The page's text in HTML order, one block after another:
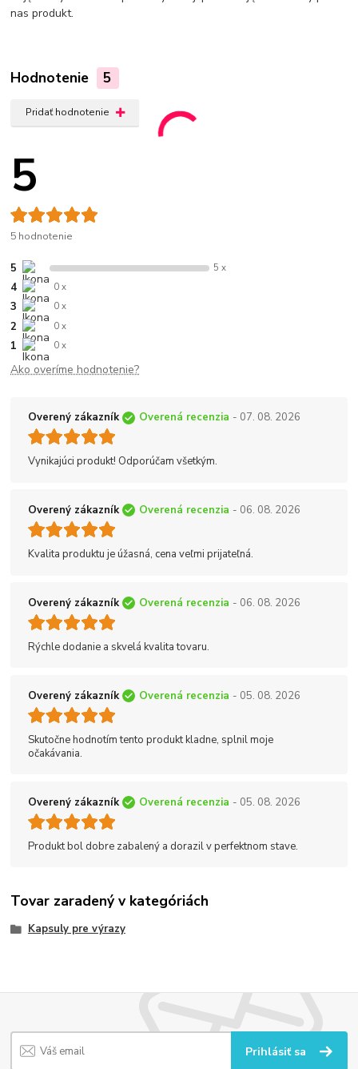
nas produkt.
Hodnotenie 5
Pridať hodnotenie
5
5 hodnotenie
5 5 x
4 0 x
3 0 x
2 0 x
1 0 x
Ako overíme hodnotenie?
Overený zákazník Overená recenzia - 07. 08. 2026
Vynikajúci produkt! Odporúčam všetkým.
Overený zákazník Overená recenzia - 06. 08. 2026
Kvalita produktu je úžasná, cena veľmi prijateľná.
Overený zákazník Overená recenzia - 06. 08. 2026
Rýchle dodanie a skvelá kvalita tovaru.
Overený zákazník Overená recenzia - 05. 08. 2026
Skutočne hodnotím tento produkt kladne, splnil moje
očakávania.
Overený zákazník Overená recenzia - 05. 08. 2026
Produkt bol dobre zabalený a dorazil v perfektnom stave.
Tovar zaradený v kategóriách
Kapsuly pre výrazy
Prihlásiť sa